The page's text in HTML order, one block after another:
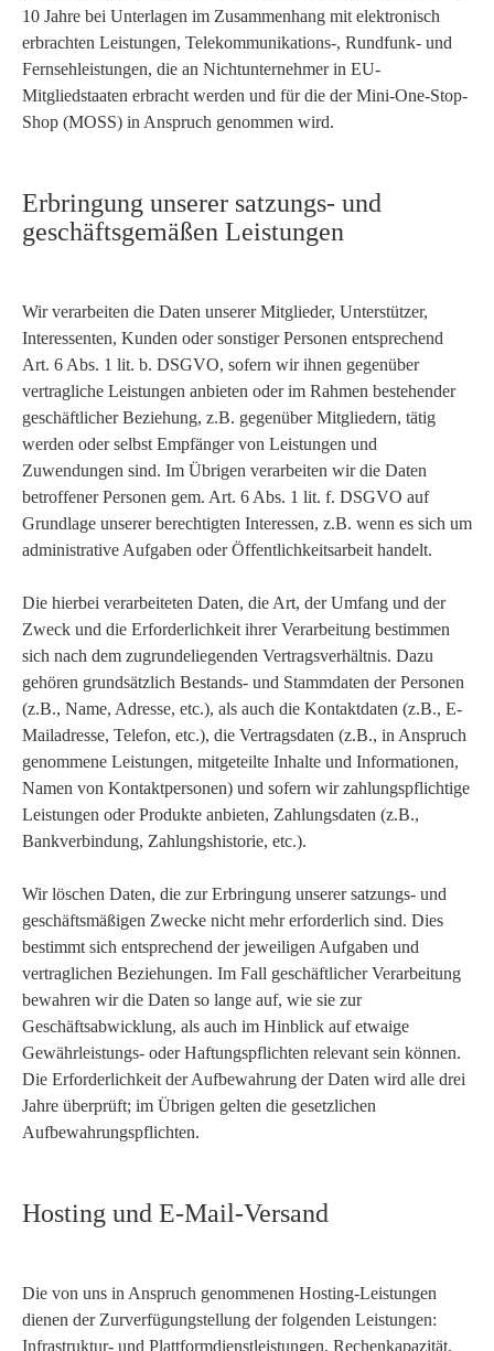
10 Jahre bei Unterlagen im Zusammenhang mit elektronisch
erbrachten Leistungen, Telekommunikations-, Rundfunk- und
Fernsehleistungen, die an Nichtunternehmer in EU-
Mitgliedstaaten erbracht werden und für die der Mini-One-Stop-
Shop (MOSS) in Anspruch genommen wird.
Erbringung unserer satzungs- und
geschäftsgemäßen Leistungen
Wir verarbeiten die Daten unserer Mitglieder, Unterstützer,
Interessenten, Kunden oder sonstiger Personen entsprechend
Art. 6 Abs. 1 lit. b. DSGVO, sofern wir ihnen gegenüber
vertragliche Leistungen anbieten oder im Rahmen bestehender
geschäftlicher Beziehung, z.B. gegenüber Mitgliedern, tätig
werden oder selbst Empfänger von Leistungen und
Zuwendungen sind. Im Übrigen verarbeiten wir die Daten
betroffener Personen gem. Art. 6 Abs. 1 lit. f. DSGVO auf
Grundlage unserer berechtigten Interessen, z.B. wenn es sich um
administrative Aufgaben oder Öffentlichkeitsarbeit handelt.
Die hierbei verarbeiteten Daten, die Art, der Umfang und der
Zweck und die Erforderlichkeit ihrer Verarbeitung bestimmen
sich nach dem zugrundeliegenden Vertragsverhältnis. Dazu
gehören grundsätzlich Bestands- und Stammdaten der Personen
(z.B., Name, Adresse, etc.), als auch die Kontaktdaten (z.B., E-
Mailadresse, Telefon, etc.), die Vertragsdaten (z.B., in Anspruch
genommene Leistungen, mitgeteilte Inhalte und Informationen,
Namen von Kontaktpersonen) und sofern wir zahlungspflichtige
Leistungen oder Produkte anbieten, Zahlungsdaten (z.B.,
Bankverbindung, Zahlungshistorie, etc.).
Wir löschen Daten, die zur Erbringung unserer satzungs- und
geschäftsmäßigen Zwecke nicht mehr erforderlich sind. Dies
bestimmt sich entsprechend der jeweiligen Aufgaben und
vertraglichen Beziehungen. Im Fall geschäftlicher Verarbeitung
bewahren wir die Daten so lange auf, wie sie zur
Geschäftsabwicklung, als auch im Hinblick auf etwaige
Gewährleistungs- oder Haftungspflichten relevant sein können.
Die Erforderlichkeit der Aufbewahrung der Daten wird alle drei
Jahre überprüft; im Übrigen gelten die gesetzlichen
Aufbewahrungspflichten.
Hosting und E-Mail-Versand
Die von uns in Anspruch genommenen Hosting-Leistungen
dienen der Zurverfügungstellung der folgenden Leistungen:
Infrastruktur- und Plattformdienstleistungen, Rechenkapazität,